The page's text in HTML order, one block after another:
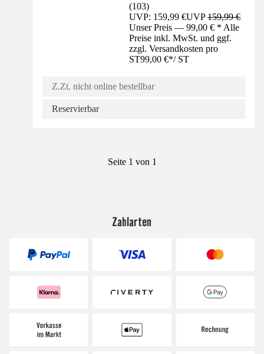
(103)
UVP: 159,99 €UVP159,99 €
Unser Preis — 99,00 € * Alle
Preise inkl. MwSt. und ggf.
zzgl. Versandkosten pro
ST99,00 €*/ ST
Z.Zt. nicht online bestellbar
Reservierbar
Seite 1 von 1
Zahlarten